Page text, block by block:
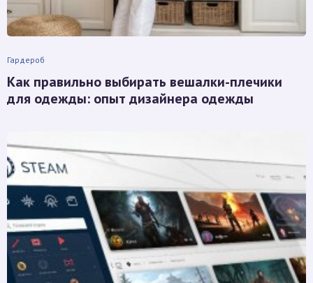
Гардероб
Как правильно выбирать вешалки-плечики
для одежды: опыт дизайнера одежды